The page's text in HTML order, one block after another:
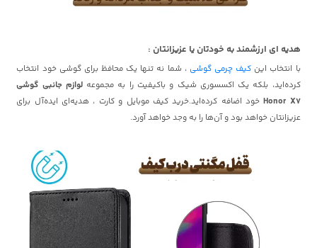
هدیه ای ارزشمند به خودتان یا عزیزانتان :
با انتخاب این کیف چرمی گوشی ، شما نه تنها یک محافظ برای گوشی خود انتخاب
کرده‌اید، بلکه یک اکسسوری شیک و باکیفیت را به مجموعهلوازم جانبی گوشی
Honor X7خود اضافه کرده‌اید.خرید کیف موبایل و کارت ، هدیه‌ای ایده‌آل برای
عزیزانتان خواهد بود و آن‌ها را به وجد خواهد آورد.